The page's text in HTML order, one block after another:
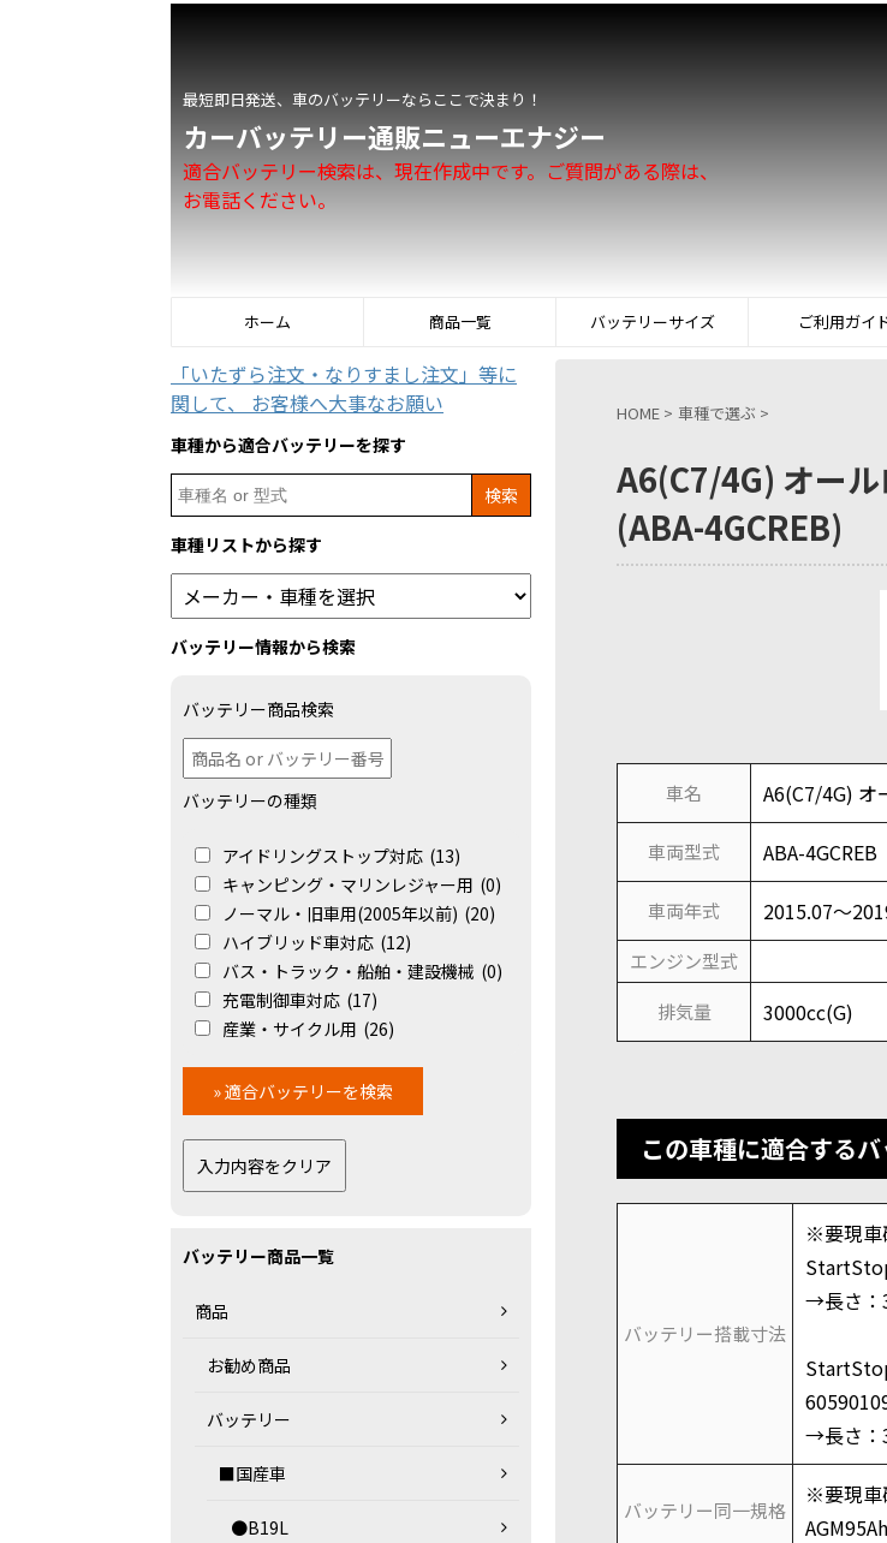
最短即日発送、車のバッテリーならここで決まり！
カーバッテリー通販ニューエナジー
適合バッテリー検索は、現在作成中です。ご質問がある際は、
お電話ください。
ホーム 商品一覧 バッテリーサイズ ご利用ガイ
HOME > 車種で選ぶ >
A6(C7/4G) オー
(ABA-4GCREB)
車名 A6(C7/4G) オ
車両型式 ABA-4GCREB
車両年式 2015.07～
エンジン型式
排気量
3000cc(G)
この車種に適合する
バッテリー搭載寸法
※要現車
→長さ：
→長さ：
バッテリー同一規格
※要現車
「いたずら注文・なりすまし注文」等に
関して、 お客様へ大事なお願い
車種から適合バッテリーを探す
Search
for:
車種リストから探す
バッテリー情報から検索
バッテリー商品検索
バッテリーの種類
アイドリングストップ対応 (13)
キャンピング・マリンレジャー用 (0)
ノーマル・旧車用(2005年以前) (20)
ハイブリッド車対応 (12)
バス・トラック・船舶・建設機械 (0)
充電制御車対応 (17)
産業・サイクル用 (26)
バッテリー商品一覧
商品
お勧め商品
バッテリー
■国産車
●B19L